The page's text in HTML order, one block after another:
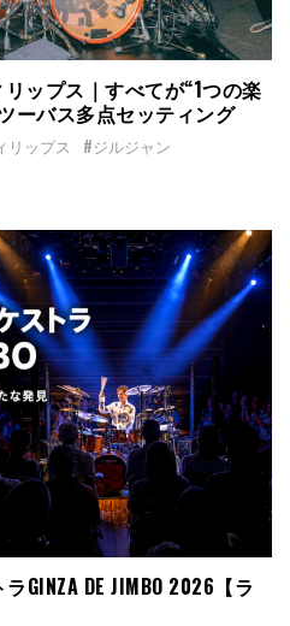
リップス｜すべてが“1つの楽
ーバス多点セッティング
リップス
#ジルジャン
GINZA DE JIMBO 2026【ラ